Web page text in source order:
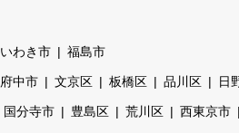
いわき市 福島市
府中市 文京区 板橋区 品川区 日
国分寺市 豊島区 荒川区 西東京市